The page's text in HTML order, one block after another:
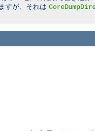
すが、それは